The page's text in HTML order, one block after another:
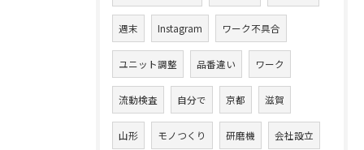
週末 Instagram ワーク不具合
ユニット調整 品番違い ワーク
流動検査 自分で 京都 滋賀
山形 モノつくり 研磨機 会社設立